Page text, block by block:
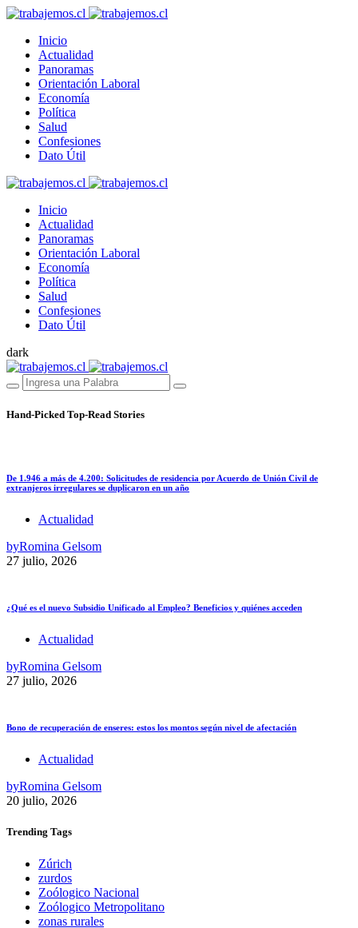
Inicio
Actualidad
Panoramas
Orientación Laboral
Economía
Política
Salud
Confesiones
Dato Útil
Inicio
Actualidad
Panoramas
Orientación Laboral
Economía
Política
Salud
Confesiones
Dato Útil
dark
Hand-Picked Top-Read Stories
De 1.946 a más de 4.200: Solicitudes de residencia por Acuerdo de Unión Civil de
extranjeros irregulares se duplicaron en un año
Actualidad
byRomina Gelsom
27 julio, 2026
¿Qué es el nuevo Subsidio Unificado al Empleo? Beneficios y quiénes acceden
Actualidad
byRomina Gelsom
27 julio, 2026
Bono de recuperación de enseres: estos los montos según nivel de afectación
Actualidad
byRomina Gelsom
20 julio, 2026
Trending Tags
Zúrich
zurdos
Zoólogico Nacional
Zoólogico Metropolitano
zonas rurales